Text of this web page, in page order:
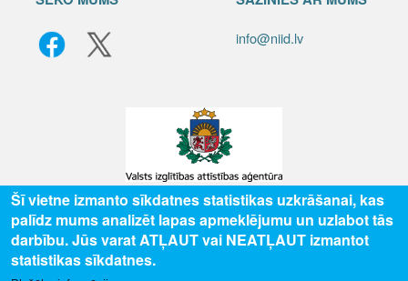
info@niid.lv
© 2025 Valsts izglītības attīstības aģentūra, publicētā satura visas tiesības
aizsargātas.
Šī vietne izmanto sīkdatnes statistikas uzkrāšanai, kas
palīdz mums analizēt lapas apmeklējumu un uzlabot tās
darbību. Jūs varat ATĻAUT vai NEATĻAUT izmantot
statistikas sīkdatnes.